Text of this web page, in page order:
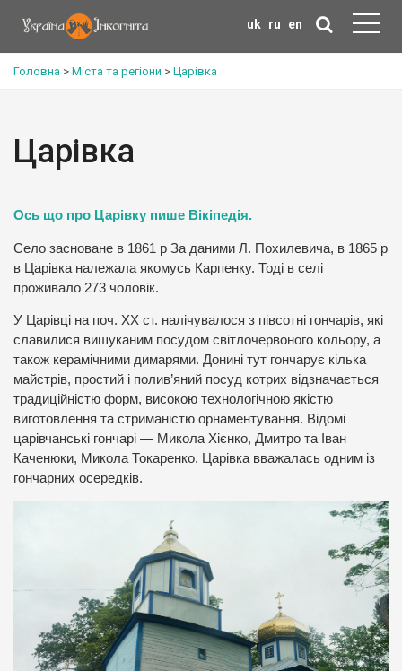
uk ru en
Головна > Міста та регіони > Царівка
Царівка
Ось що про Царівку пише Вікіпедія.
Село засноване в 1861 р За даними Л. Похилевича, в 1865 р
в Царівка належала якомусь Карпенку. Тоді в селі
проживало 273 чоловік.
У Царівці на поч. ХХ ст. налічувалося з півсотні гончарів, які
славилися вишуканим посудом світлочервоного кольору, а
також керамічними димарями. Донині тут гончарує кілька
майстрів, простий і полив’яний посуд котрих відзначається
традиційністю форм, високою технологічною якістю
виготовлення та стриманістю орнаментування. Відомі
царівчанські гончарі — Микола Хієнко, Дмитро та Іван
Каченюки, Микола Токаренко. Царівка вважалась одним із
гончарних осередків.